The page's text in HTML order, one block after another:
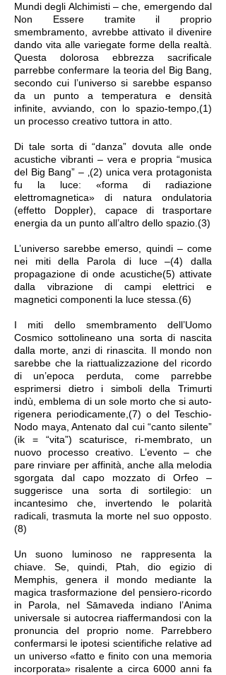
Mundi degli Alchimisti – che, emergendo dal
Non Essere tramite il proprio
smembramento, avrebbe attivato il divenire
dando vita alle variegate forme della realtà.
Questa dolorosa ebbrezza sacrificale
parrebbe confermare la teoria del Big Bang,
secondo cui l’universo si sarebbe espanso
da un punto a temperatura e densità
infinite, avviando, con lo spazio-tempo,(1)
un processo creativo tuttora in atto.
Di tale sorta di “danza” dovuta alle onde
acustiche vibranti – vera e propria “musica
del Big Bang” – ‚(2) unica vera protagonista
fu la luce: «forma di radiazione
elettromagnetica» di natura ondulatoria
(effetto Doppler), capace di trasportare
energia da un punto all’altro dello spazio.(3)
L’universo sarebbe emerso, quindi – come
nei miti della Parola di luce –(4) dalla
propagazione di onde acustiche(5) attivate
dalla vibrazione di campi elettrici e
magnetici componenti la luce stessa.(6)
I miti dello smembramento dell’Uomo
Cosmico sottolineano una sorta di nascita
dalla morte, anzi di rinascita. Il mondo non
sarebbe che la riattualizzazione del ricordo
di un’epoca perduta, come parrebbe
esprimersi dietro i simboli della Trimurti
indù, emblema di un sole morto che si auto-
rigenera periodicamente,(7) o del Teschio-
Nodo maya, Antenato dal cui “canto silente”
(ik = “vita”) scaturisce, ri-membrato, un
nuovo processo creativo. L’evento – che
pare rinviare per affinità, anche alla melodia
sgorgata dal capo mozzato di Orfeo –
suggerisce una sorta di sortilegio: un
incantesimo che, invertendo le polarità
radicali, trasmuta la morte nel suo opposto.
(8)
Un suono luminoso ne rappresenta la
chiave. Se, quindi, Ptah, dio egizio di
Memphis, genera il mondo mediante la
magica trasformazione del pensiero-ricordo
in Parola, nel Sāmaveda indiano l’Anima
universale si autocrea riaffermandosi con la
pronuncia del proprio nome. Parrebbero
confermarsi le ipotesi scientifiche relative ad
un universo «fatto e finito con una memoria
incorporata» risalente a circa 6000 anni fa